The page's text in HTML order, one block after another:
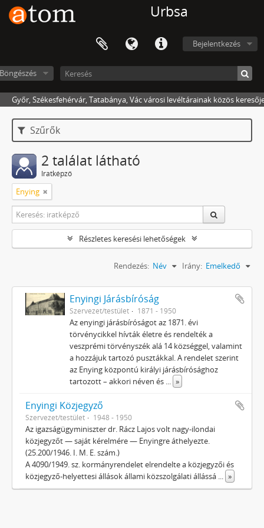
Urbsa
Bejelentkezés
Győr, Székesfehérvár, Tatabánya, Vác városi levéltárainak közös
Szűrők
2 találat látható
Iratképző
Enying
Részletes keresési lehetőségek
Rendezés: Név Irány: Emelkedő
Enyingi Járásbíróság
Szervezet/testület 1871 - 1950
Az enyingi járásbíróságot az 1871. évi
törvénycikkel hívták életre és rendelték a
veszprémi törvényszék alá 14 községgel, valamint
a hozzájuk tartozó pusztákkal. A rendelet szerint
az Enying központú királyi járásbírósághoz
tartozott – akkori néven és ... »
Enyingi Közjegyző
Szervezet/testület 1948 - 1950
Az igazságügyminiszter dr. Rácz Lajos volt nagy-ilondai
közjegyzőt — saját kérelmére — Enyingre áthelyezte.
(25.200/1946. I. M. E. szám.)
A 4090/1949. sz. kormányrendelet elrendelte a közjegyzői és
közjegyző-helyettesi állások állami közszolgálati állássá ... »